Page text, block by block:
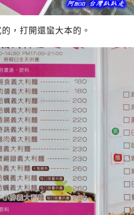
，打開還蠻大本的。